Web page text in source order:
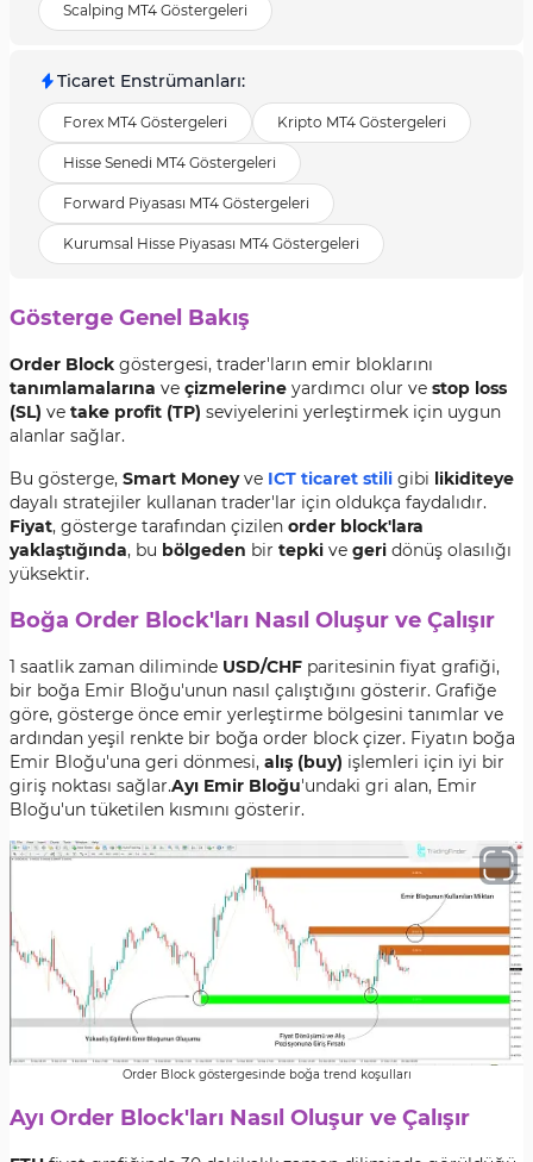
Scalping MT4 Göstergeleri
Ticaret Enstrümanları:
Forex MT4 Göstergeleri Kripto MT4 Göstergeleri
Hisse Senedi MT4 Göstergeleri
Forward Piyasası MT4 Göstergeleri
Kurumsal Hisse Piyasası MT4 Göstergeleri
Gösterge Genel Bakış
Order Block göstergesi, trader'ların emir bloklarını
tanımlamalarına ve çizmelerine yardımcı olur ve stop loss
(SL) ve take profit (TP) seviyelerini yerleştirmek için uygun
alanlar sağlar.
Bu gösterge, Smart Moneyve ICT ticaret stili gibi likiditeye
dayalı stratejiler kullanan trader'lar için oldukça faydalıdır.
Fiyat, gösterge tarafından çizilen order block'lara
yaklaştığında, bu bölgeden bir tepki ve geri dönüş olasılığı
yüksektir.
Boğa Order Block'ları Nasıl Oluşur ve Çalışır
1 saatlik zaman diliminde USD/CHF paritesinin fiyat grafiği,
bir boğa Emir Bloğu'unun nasıl çalıştığını gösterir. Grafiğe
göre, gösterge önce emir yerleştirme bölgesini tanımlar ve
ardından yeşil renkte bir boğa order block çizer. Fiyatın boğa
Emir Bloğu'una geri dönmesi, alış (buy) işlemleri için iyi bir
giriş noktası sağlar.Ayı Emir Bloğu'undaki gri alan, Emir
Bloğu'un tüketilen kısmını gösterir.
Order Block göstergesinde boğa trend koşulları
Ayı Order Block'ları Nasıl Oluşur ve Çalışır